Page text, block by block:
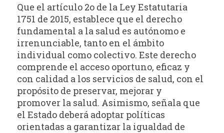
Que el artículo 2o de la Ley Estatutaria
1751 de 2015, establece que el derecho
fundamental a la salud es autónomo e
irrenunciable, tanto en el ámbito
individual como colectivo. Este derecho
comprende el acceso oportuno, eficaz y
con calidad a los servicios de salud, con el
propósito de preservar, mejorar y
promover la salud. Asimismo, señala que
el Estado deberá adoptar políticas
orientadas a garantizar la igualdad de